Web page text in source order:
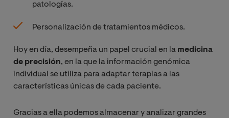
patologías.
Personalización de tratamientos médicos.
Hoy en día, desempeña un papel crucial en la medicina
de precisión, en la que la información genómica
individual se utiliza para adaptar terapias a las
características únicas de cada paciente.
Gracias a ella podemos almacenar y analizar grandes